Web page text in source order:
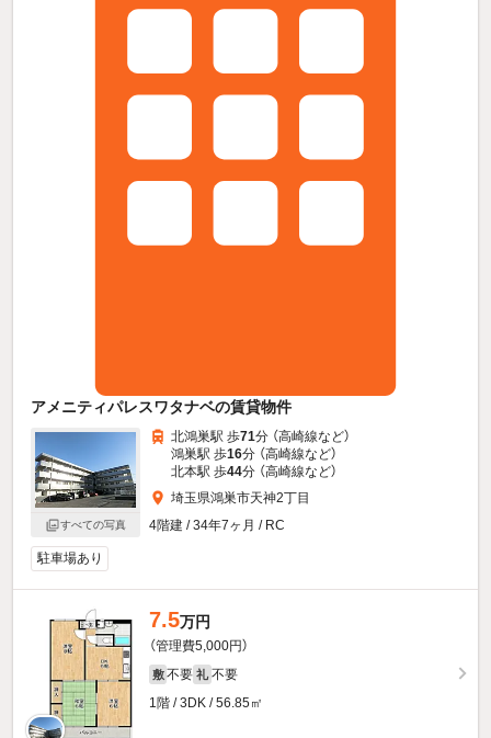
アメニティパレスワタナベの賃貸物件
すべての写真
北鴻巣駅 歩71分 （高崎線など）
鴻巣駅 歩16分 （高崎線など）
北本駅 歩44分 （高崎線など）
埼玉県鴻巣市天神2丁目
4階建 / 34年7ヶ月 / RC
駐車場あり
7.5万円
（管理費5,000円）
敷 不要 礼 不要
1階 / 3DK / 56.85㎡